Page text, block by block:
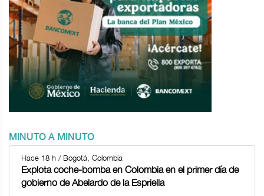
MINUTO A MINUTO
Hace 18 h / Bogotá, Colombia
Explota coche-bomba en Colombia en el primer día de
gobierno de Abelardo de la Espriella